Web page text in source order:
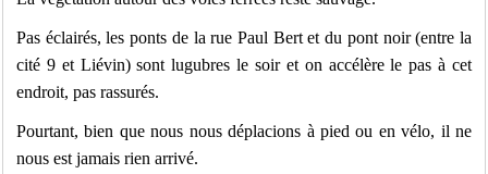
Pas éclairés, les ponts de la rue Paul Bert et du pont noir (entre la
cité 9 et Liévin) sont lugubres le soir et on accélère le pas à cet
endroit, pas rassurés.
Pourtant, bien que nous nous déplacions à pied ou en vélo, il ne
nous est jamais rien arrivé.